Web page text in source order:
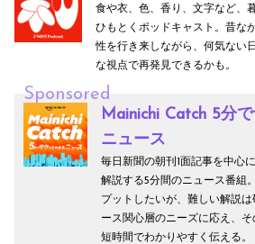
食や衣、色、香り、文字など、
ひもとくポッドキャスト。昔な
性を行き来しながら、何気ない
な視点で再発見できるかも。
Sponsored
Mainichi Catch 5分
ニュース
毎日新聞の朝刊1面記事を中心
解説する5分間のニュース番組
プットしたいが、難しい解説
ース関心層のニーズに応え、
短時間でわかりやすく伝える。